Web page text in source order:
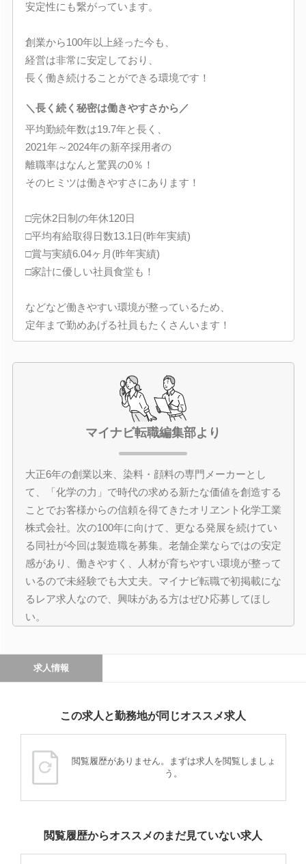
安定性にも繋がっています。
創業から100年以上経った今も、
経営は非常に安定しており、
長く働き続けることができる環境です！
＼長く続く秘密は働きやすさから／
平均勤続年数は19.7年と長く、
2021年～2024年の新卒採用者の
離職率はなんと驚異の0％！
そのヒミツは働きやすさにあります！
□完休2日制の年休120日
□平均有給取得日数13.1日(昨年実績)
□賞与実績6.04ヶ月(昨年実績)
□家計に優しい社員食堂も！
などなど働きやすい環境が整っているため、
定年まで勤めあげる社員もたくさんいます！
マイナビ転職編集部より
大正6年の創業以来、染料・顔料の専門メーカーとし
て、「化学の力」で時代の求める新たな価値を創造する
ことでお客様からの信頼を得てきたオリヱント化学工業
株式会社。次の100年に向けて、更なる発展を続けてい
る同社が今回は製造職を募集。老舗企業ならではの安定
感があり、働きやすく、人材が育ちやすい環境が整って
いるので未経験でも大丈夫。マイナビ転職で初掲載にな
るレア求人なので、興味がある方はぜひ応募してほし
い。
求人情報
この求人と勤務地が同じオススメ求人
閲覧履歴がありません。まずは求人を閲覧しましょ
う。
閲覧履歴からオススメのまだ見ていない求人